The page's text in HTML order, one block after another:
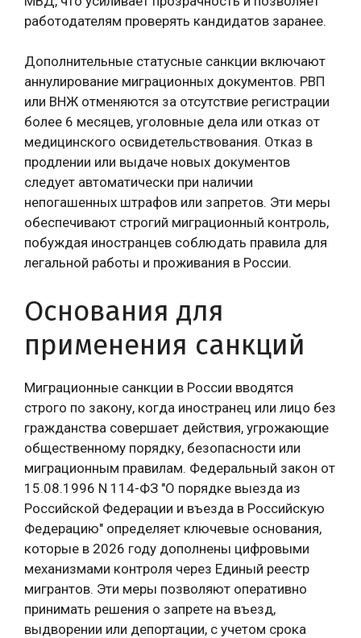
работодателям проверять кандидатов заранее.
Дополнительные статусные санкции включают
аннулирование миграционных документов. РВП
или ВНЖ отменяются за отсутствие регистрации
более 6 месяцев, уголовные дела или отказ от
медицинского освидетельствования. Отказ в
продлении или выдаче новых документов
следует автоматически при наличии
непогашенных штрафов или запретов. Эти меры
обеспечивают строгий миграционный контроль,
побуждая иностранцев соблюдать правила для
легальной работы и проживания в России.
Основания для
применения санкций
Миграционные санкции в России вводятся
строго по закону, когда иностранец или лицо без
гражданства совершает действия, угрожающие
общественному порядку, безопасности или
миграционным правилам. Федеральный закон от
15.08.1996 N 114-ФЗ "О порядке выезда из
Российской Федерации и въезда в Российскую
Федерацию" определяет ключевые основания,
которые в 2026 году дополнены цифровыми
механизмами контроля через Единый реестр
мигрантов. Эти меры позволяют оперативно
принимать решения о запрете на въезд,
выдворении или депортации, с учетом срока